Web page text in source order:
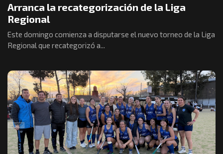
Arranca la recategorización de la Liga
Regional
Este domingo comienza a disputarse el nuevo torneo de la Liga
Regional que recategorizó a...